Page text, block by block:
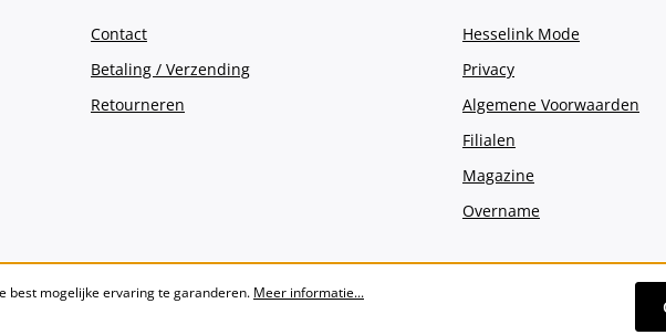
Contact
Betaling / Verzending
Retourneren
Hesselink Mode
Privacy
Algemene Voorwaarden
Filialen
Magazine
Overname
best mogelijke ervaring te garanderen. Meer informatie...